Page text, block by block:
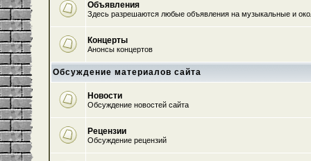
Объявления
Здесь разрешаются любые объявления на музыкальные и
Концерты
Анонсы концертов
Обсуждение материалов сайта
Новости
Обсуждение новостей сайта
Рецензии
Обсуждение рецензий